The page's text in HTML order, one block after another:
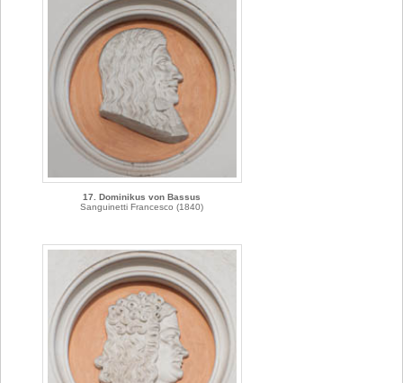
17. Dominikus von Bassus
Sanguinetti Francesco (1840)